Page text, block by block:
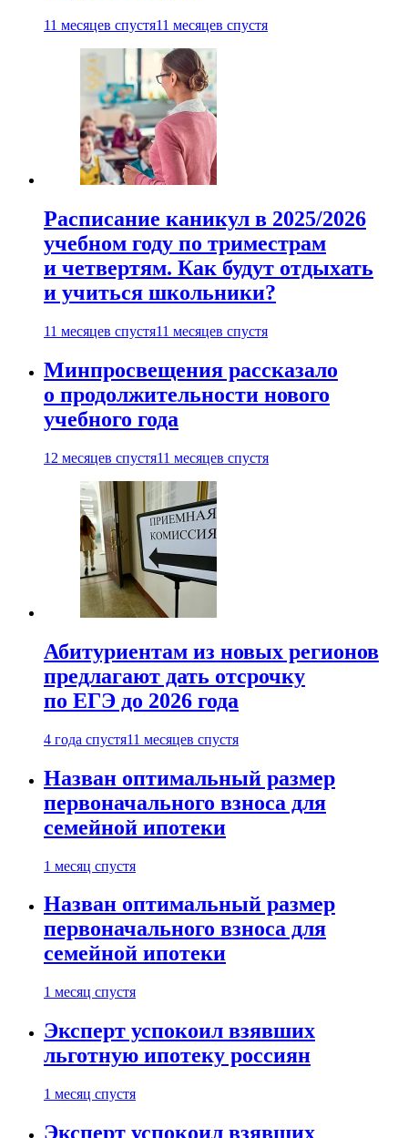
11 месяцев спустя11 месяцев спустя
Расписание каникул в 2025/2026
учебном году по триместрам
и четвертям. Как будут отдыхать
и учиться школьники?
11 месяцев спустя11 месяцев спустя
Минпросвещения рассказало
о продолжительности нового
учебного года
12 месяцев спустя11 месяцев спустя
Абитуриентам из новых регионов
предлагают дать отсрочку
по ЕГЭ до 2026 года
4 года спустя11 месяцев спустя
Назван оптимальный размер
первоначального взноса для
семейной ипотеки
1 месяц спустя
Назван оптимальный размер
первоначального взноса для
семейной ипотеки
1 месяц спустя
Эксперт успокоил взявших
льготную ипотеку россиян
1 месяц спустя
Эксперт успокоил взявших